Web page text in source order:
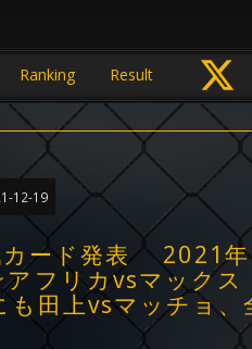
Ranking Result
12-19
ード発表 2021年
フリカvsマック
田上vsマッチョ、